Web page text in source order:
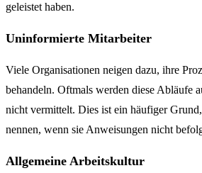
geleistet haben.
Uninformierte Mitarbeiter
Viele Organisationen neigen dazu, ihre
behandeln. Oftmals werden diese Abläufe
nicht vermittelt. Dies ist ein häufiger
nennen, wenn sie Anweisungen nicht
Allgemeine Arbeitskultur